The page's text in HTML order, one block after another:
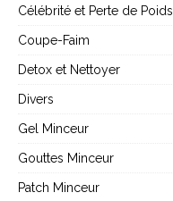
Célébrité et Perte de Poids
Coupe-Faim
Detox et Nettoyer
Divers
Gel Minceur
Gouttes Minceur
Patch Minceur